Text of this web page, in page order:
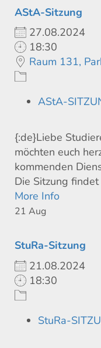
AStA-Sitzung
27.08.2024
18:30
Raum 131,
AStA-
{:de}Liebe
möchten euch
kommenden
Die Sitzung
More Info
21 Aug
StuRa-Sitzung
21.08.2024
18:30
StuRa-